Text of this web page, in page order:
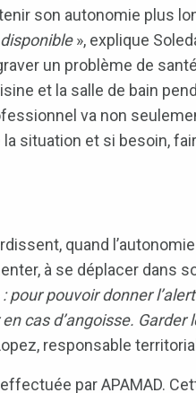
son autonomie plus
», explique
un problème de
et la salle de bain
va non
situation et si besoin,
quand
à se déplacer dans
pouvoir donner
cas d’angoisse.
responsable territorial
par APAMAD.